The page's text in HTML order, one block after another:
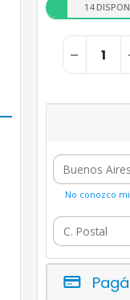
14
No conozco